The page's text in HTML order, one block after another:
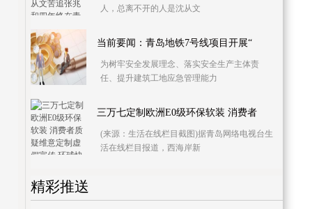
人，总离不开的人是沈从文
当前要闻：青岛地铁7号线项目开展“
为树牢安全发展理念、落实安全生产主体责
任、提升建筑工地应急管理能力
三万七定制欧洲E0级环保软装 消费者
(来源：生活在线栏目截图)据青岛网络电视台生
活在线栏目报道，西海岸新
精彩推送